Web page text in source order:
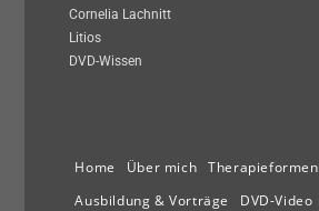
Cornelia Lachnitt
Litios
DVD-Wissen
Home Über mich
Therapieformen
Ausbildung & Vorträge
DVD-Video